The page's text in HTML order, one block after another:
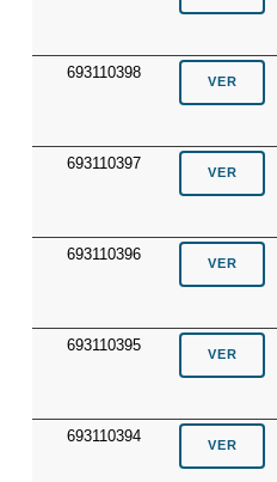
693110398
693110397
693110396
693110395
693110394